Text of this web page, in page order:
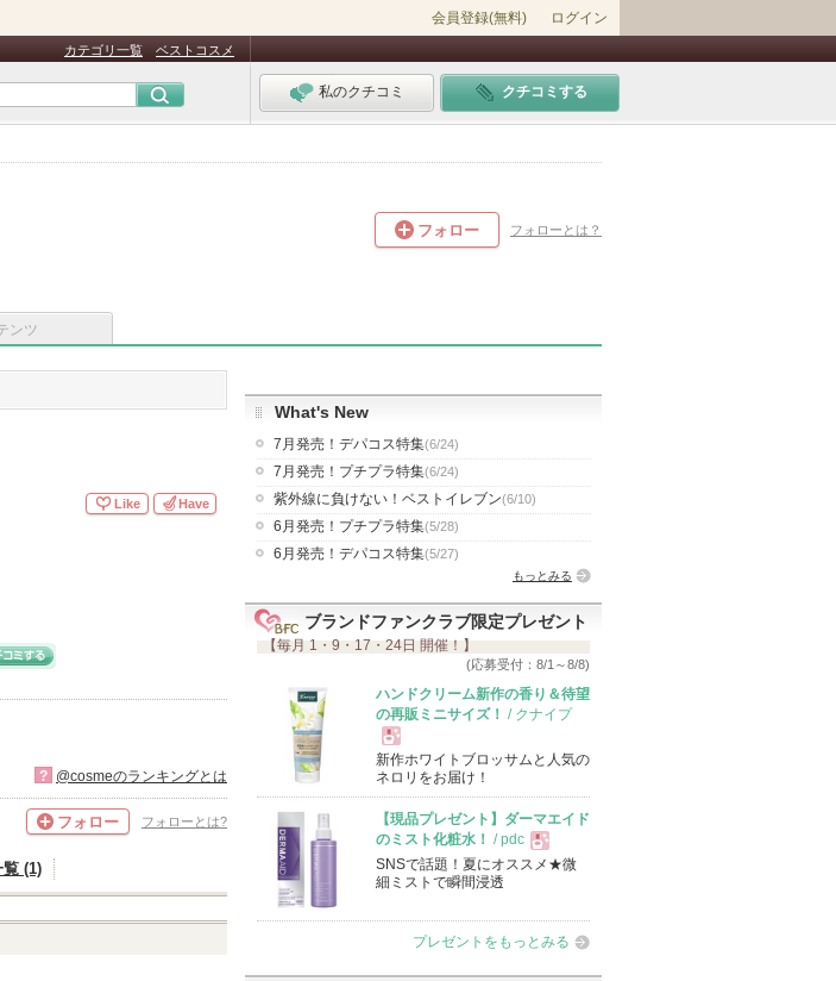
会員登録(無料) ログイン
カテゴリ一覧 ベストコスメ
私のクチコミ クチコミする
フォロー フォローとは？
ンツ
Like Have
? @cosmeのランキングとは
フォロー フォローとは?
覧 (1)
What's New
7月発売！デパコス特集(6/24)
7月発売！プチプラ特集(6/24)
紫外線に負けない！ベストイレブン(6/10)
6月発売！プチプラ特集(5/28)
6月発売！デパコス特集(5/27)
もっとみる
ブランドファンクラブ限定プレゼント
【毎月 1・9・17・24日 開催！】
(応募受付：8/1～8/8)
ハンドクリーム新作の香り＆待望
の再販ミニサイズ！
/ クナイプ
現
品
新作ホワイトブロッサムと人気の
ネロリをお届け！
【現品プレゼント】ダーマエイド
のミスト化粧水！
/ pdc
現
品
SNSで話題！夏にオススメ★微
細ミストで瞬間浸透
プレゼントをもっとみる